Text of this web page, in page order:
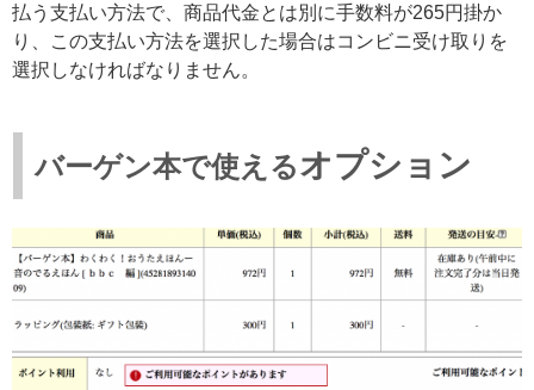
払う支払い方法で、商品代金とは別に手数料が265円掛か
り、この支払い方法を選択した場合はコンビニ受け取りを
選択しなければなりません。
バーゲン本で使えるオプション